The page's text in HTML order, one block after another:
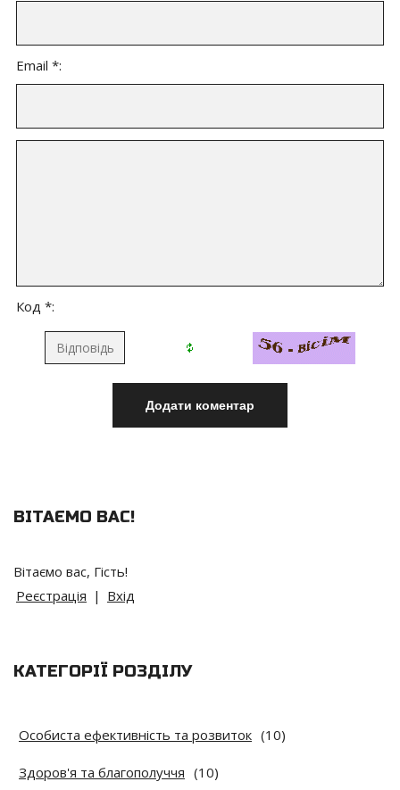
Email *:
Код *:
ВІТАЄМО ВАС!
Вітаємо вас, Гість!
Реєстрація | Вхід
КАТЕГОРІЇ РОЗДІЛУ
Особиста ефективність та розвиток (10)
Здоров'я та благополуччя (10)